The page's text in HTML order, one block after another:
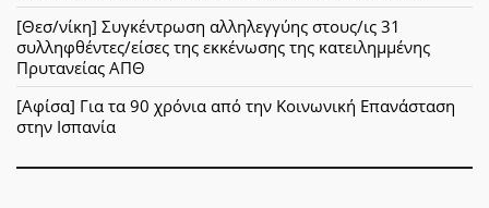
[Θεσ/νίκη] Συγκέντρωση αλληλεγγύης στους/ις 31
συλληφθέντες/είσες της εκκένωσης της κατειλημμένης
Πρυτανείας ΑΠΘ
[Αφίσα] Για τα 90 χρόνια από την Κοινωνική Επανάσταση
στην Ισπανία